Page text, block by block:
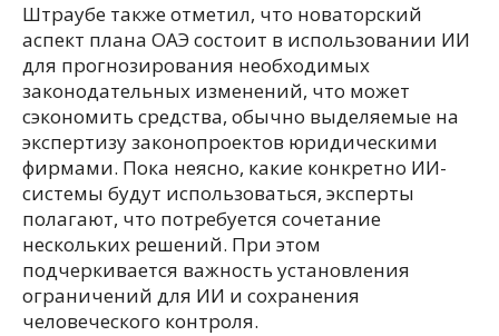
Штраубе также отметил, что новаторский
аспект плана ОАЭ состоит в использовании ИИ
для прогнозирования необходимых
законодательных изменений, что может
сэкономить средства, обычно выделяемые на
экспертизу законопроектов юридическими
фирмами. Пока неясно, какие конкретно ИИ-
системы будут использоваться, эксперты
полагают, что потребуется сочетание
нескольких решений. При этом
подчеркивается важность установления
ограничений для ИИ и сохранения
человеческого контроля.